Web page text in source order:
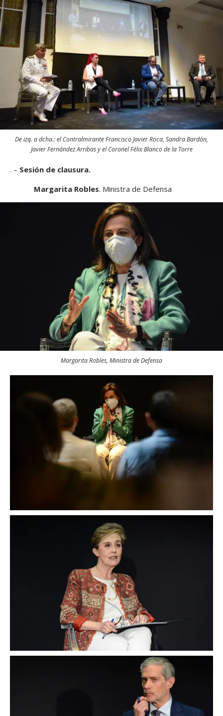
De izq. a dcha.: el Contralmirante Francisco Javier Roca, Sandra Bardón,
Javier Fernández Arribas y el Coronel Félix Blanco de la Torre
. – Sesión de clausura.
Margarita Robles. Ministra de Defensa
Margarita Robles, Ministra de Defensa